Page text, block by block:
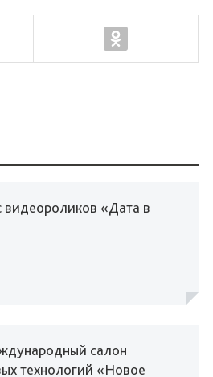
видеороликов «Дата в
салон
технологий «Новое